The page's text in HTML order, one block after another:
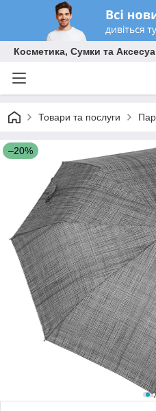
Косметика, Сумки та
Товари та послуги
–20%